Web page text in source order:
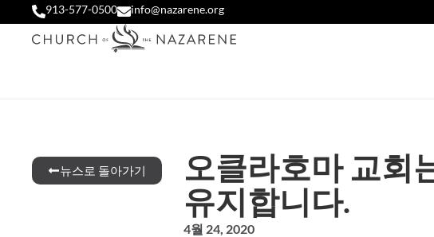
913-577-0500 info@nazarene.org
뉴스로 돌아가기
오클라호마 교회
유지합니다.
4월 24, 2020